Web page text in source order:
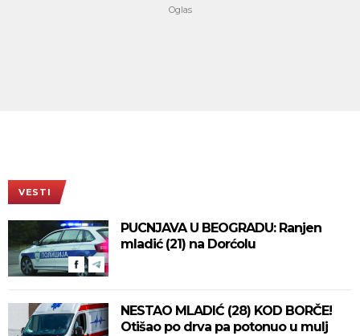
VESTI
PUCNJAVA U BEOGRADU: Ranjen
mladić (21) na Dorćolu
NESTAO MLADIĆ (28) KOD BORČE!
Otišao po drva pa potonuo u mulj